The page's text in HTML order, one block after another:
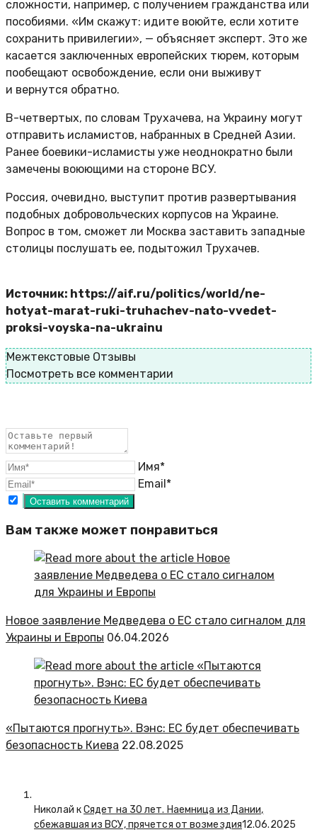
сложности, например, с получением гражданства или
пособиями. «Им скажут: идите воюйте, если хотите
сохранить привилегии», — объясняет эксперт. Это же
касается заключенных европейских тюрем, которым
пообещают освобождение, если они выживут
и вернутся обратно.
В-четвертых, по словам Трухачева, на Украину могут
отправить исламистов, набранных в Средней Азии.
Ранее боевики-исламисты уже неоднократно были
замечены воюющими на стороне ВСУ.
Россия, очевидно, выступит против развертывания
подобных добровольческих корпусов на Украине.
Вопрос в том, сможет ли Москва заставить западные
столицы послушать ее, подытожил Трухачев.
Источник: https://aif.ru/politics/world/ne-
hotyat-marat-ruki-truhachev-nato-vvedet-
proksi-voyska-na-ukrainu
Межтекстовые Отзывы
Посмотреть все комментарии
Имя*
Email*
Вам также может понравиться
Новое заявление Медведева о ЕС стало сигналом для
Украины и Европы 06.04.2026
«Пытаются прогнуть». Вэнс: ЕС будет обеспечивать
безопасность Киева 22.08.2025
Николай кСядет на 30 лет. Наемница из Дании,
сбежавшая из ВСУ, прячется от возмездия12.06.2025